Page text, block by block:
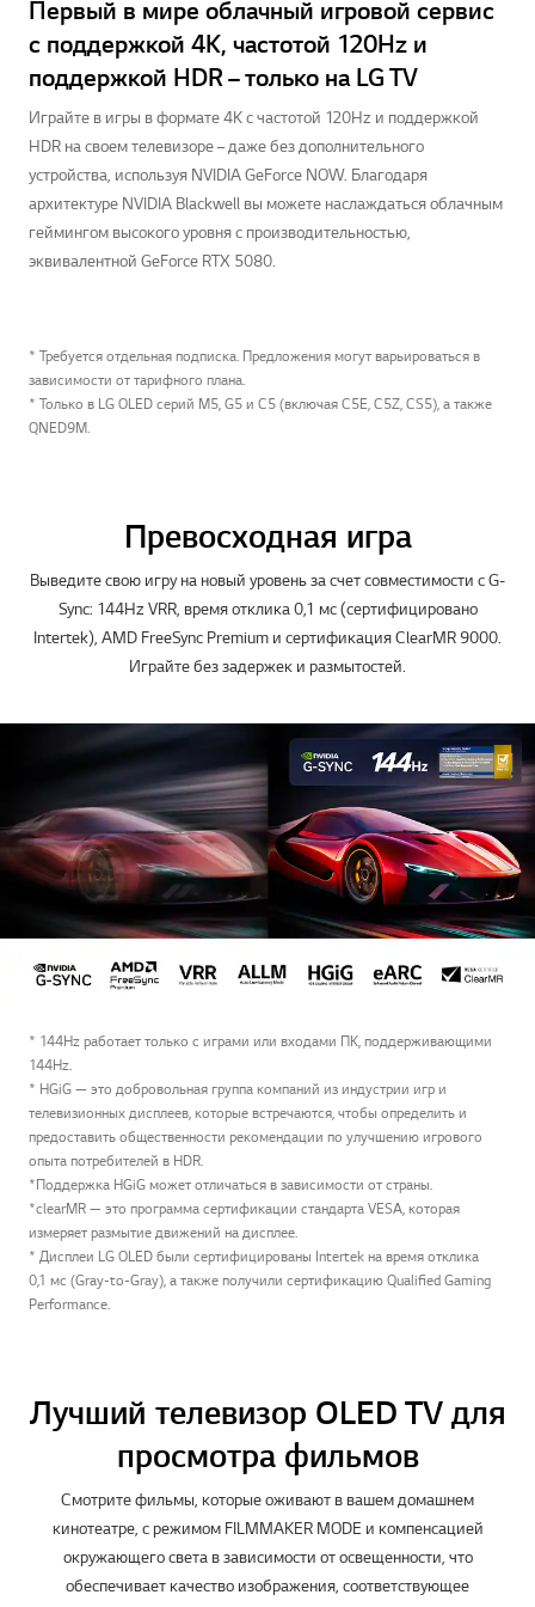
Первый в мире облачный игровой сервис
с поддержкой 4K, частотой 120Hz и
поддержкой HDR – только на LG TV
Играйте в игры в формате 4K с частотой 120Hz и поддержкой
HDR на своем телевизоре – даже без дополнительного
устройства, используя NVIDIA GeForce NOW. Благодаря
архитектуре NVIDIA Blackwell вы можете наслаждаться облачным
геймингом высокого уровня с производительностью,
эквивалентной GeForce RTX 5080.
* Требуется отдельная подписка. Предложения могут варьироваться в
зависимости от тарифного плана.
* Только в LG OLED серий M5, G5 и C5 (включая C5E, C5Z, CS5), а также
QNED9M.
Превосходная игра
Выведите свою игру на новый уровень за счет совместимости с G-
Sync: 144Hz VRR, время отклика 0,1 мс (сертифицировано
Intertek), AMD FreeSync Premium и сертификация ClearMR 9000.
Играйте без задержек и размытостей.
* 144Hz работает только с играми или входами ПК, поддерживающими
144Hz.
* HGiG — это добровольная группа компаний из индустрии игр и
телевизионных дисплеев, которые встречаются, чтобы определить и
предоставить общественности рекомендации по улучшению игрового
опыта потребителей в HDR.
*Поддержка HGiG может отличаться в зависимости от страны.
*clearMR — это программа сертификации стандарта VESA, которая
измеряет размытие движений на дисплее.
* Дисплеи LG OLED были сертифицированы Intertek на время отклика
0,1 мс (Gray-to-Gray), а также получили сертификацию Qualified Gaming
Performance.
Лучший телевизор OLED TV для
просмотра фильмов
Смотрите фильмы, которые оживают в вашем домашнем
кинотеатре, с режимом FILMMAKER MODE и компенсацией
окружающего света в зависимости от освещенности, что
обеспечивает качество изображения, соответствующее